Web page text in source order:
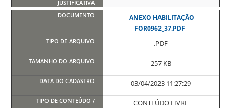
ANEXO HABILITAÇÃO
FOR0962_37.PDF
.PDF
257 KB
03/04/2023 11:27:29
CONTEÚDO LIVRE